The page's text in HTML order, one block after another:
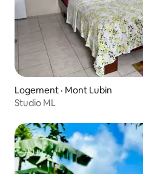
Logement · Mont Lubin
Studio ML